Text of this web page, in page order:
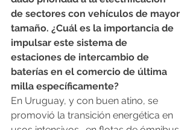
de sectores con vehículos de mayor
tamaño. ¿Cuál es la importancia de
impulsar este sistema de
estaciones de intercambio de
baterías en el comercio de última
milla específicamente?
En Uruguay, y con buen atino, se
promovió la transición energética en